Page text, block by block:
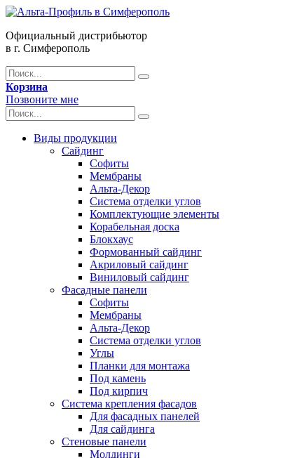
Официальный дистрибьютор
в г. Симферополь
Корзина
Позвоните мне
Виды продукции
Сайдинг
Софиты
Мембраны
Альта-Декор
Система отделки углов
Комплектующие элементы
Корабельная доска
Блокхаус
Формованный сайдинг
Акриловый сайдинг
Виниловый сайдинг
Фасадные панели
Софиты
Мембраны
Альта-Декор
Система отделки углов
Углы
Планки для монтажа
Под камень
Под кирпич
Система крепления фасадов
Для фасадных панелей
Для сайдинга
Стеновые панели
Молдинги